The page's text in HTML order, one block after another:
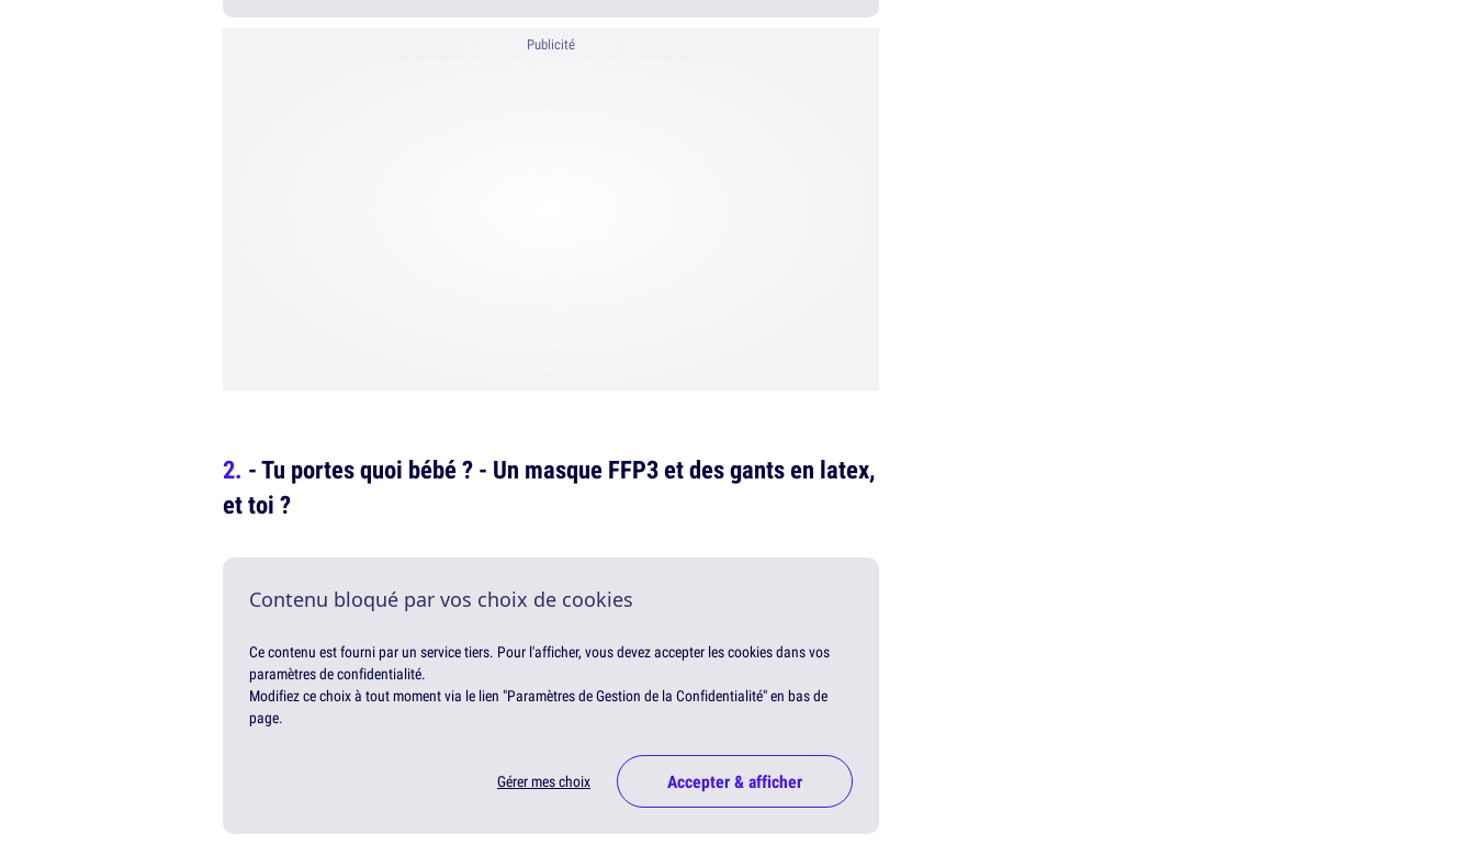
Publicité
- Tu portes quoi bébé ? - Un masque FFP3 et des gants en latex,
et toi ?
Contenu bloqué par vos choix de cookies
Ce contenu est fourni par un service tiers. Pour l'afficher, vous devez accepter les cookies dans vos
paramètres de confidentialité.
Modifiez ce choix à tout moment via le lien "Paramètres de Gestion de la Confidentialité" en bas de
page.
Gérer mes choix Accepter & afficher